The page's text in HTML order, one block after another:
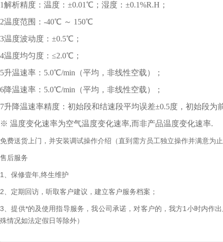
1解析精度：温度：±0.01℃；湿度：±0.1%R.H；
2温度范围：-40℃ ～ 150℃
3温度波动度：±0.5℃；
4温度均匀度：≤2.0℃；
5升温速率：5.0℃/min（平均，非线性空载）；
6降温速率：5.0℃/min（平均，非线性空载）；
7升降温速率精度：初始段和结速段平均误差±0.5度，初始段为
※ 温度变化速率为空气温度变化速率,而非产品温度变化速率.
免费送货上门，并安装调试操作介绍（直到需方员工独立操作并满意为
售后服务
1、保修壹年,终生维护
2、定期回访，听取客户建议，建立客户服务档案；
3、提供*的及使用指导服务，我公司承诺，对客户的，我方1小时内作
殊情况如法定假日等除外）